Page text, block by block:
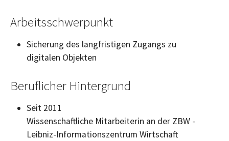
Arbeitsschwerpunkt
Sicherung des langfristigen Zugangs zu
digitalen Objekten
Beruflicher Hintergrund
Seit 2011
Wissenschaftliche Mitarbeiterin an der ZBW -
Leibniz-Informationszentrum Wirtschaft